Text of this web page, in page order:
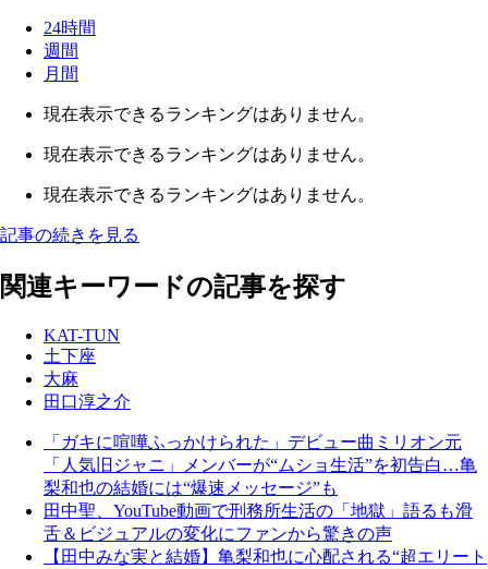
24時間
週間
月間
現在表示できるランキングはありません。
現在表示できるランキングはありません。
現在表示できるランキングはありません。
記事の続きを見る
関連キーワードの記事を探す
KAT-TUN
土下座
大麻
田口淳之介
「ガキに喧嘩ふっかけられた」デビュー曲ミリオン元
「人気旧ジャニ」メンバーが“ムショ生活”を初告白…亀
梨和也の結婚には“爆速メッセージ”も
田中聖、YouTube動画で刑務所生活の「地獄」語るも滑
舌＆ビジュアルの変化にファンから驚きの声
【田中みな実と結婚】亀梨和也に心配される“超エリート